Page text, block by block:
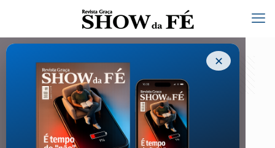
✕
Confiantes no juízo de Deus, cristãos
avaliam o papel do Judiciário, muitas
vezes falho e lento